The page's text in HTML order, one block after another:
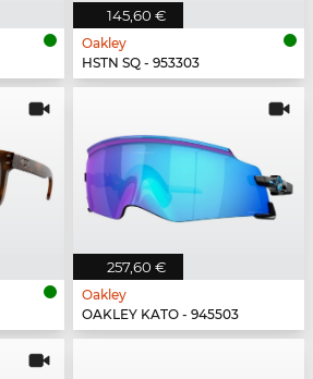
145,60 €
Oakley
HSTN SQ - 953303
257,60 €
Oakley
OAKLEY KATO - 945503